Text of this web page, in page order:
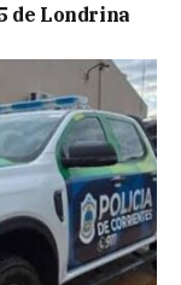
de Londrina